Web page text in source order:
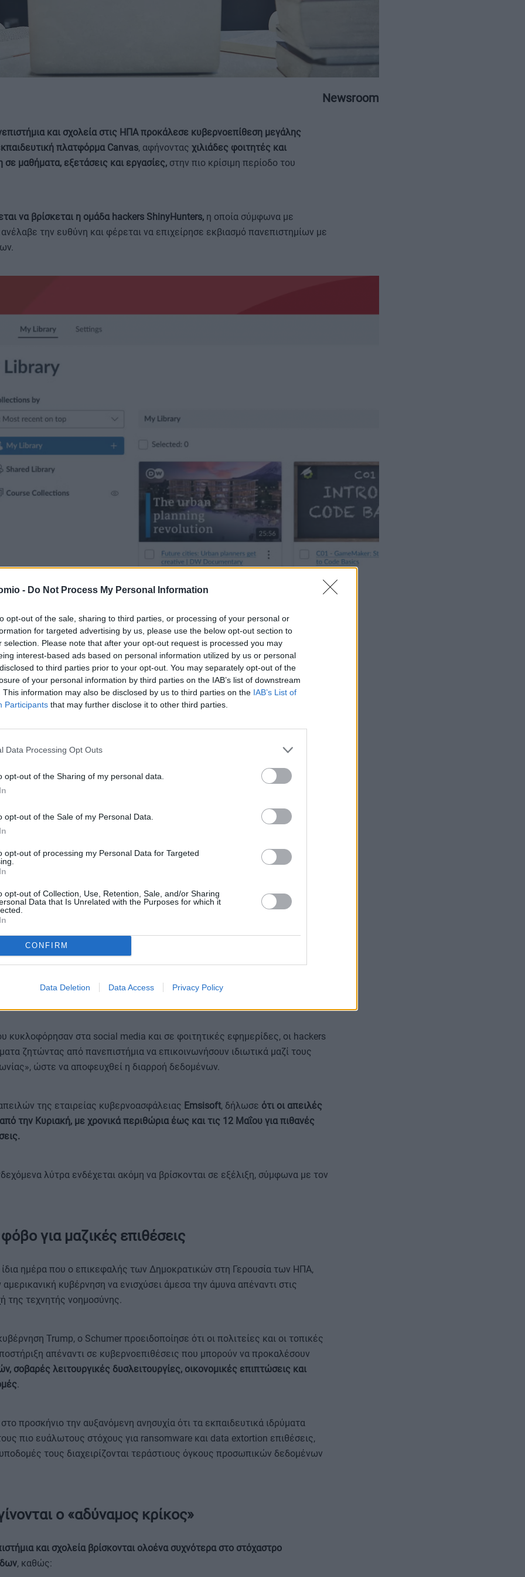
- Do Not Process My Personal Information
opt-out of the sale, sharing to third parties, or processing of your personal or
for targeted advertising by us, please use the below opt-out section to
selection. Please note that after your opt-out request is processed you may
interest-based ads based on personal information utilized by us or personal
to third parties prior to your opt-out. You may separately opt-out of the
of your personal information by third parties on the IAB’s list of downstream
This information may also be disclosed by us to third parties on the IAB’s List of
Participants that may further disclose it to other third parties.
Data Processing Opt Outs
opt-out of the Sharing of my personal data.
opt-out of the Sale of my Personal Data.
opt-out of processing my Personal Data for Targeted
opt-out of Collection, Use, Retention, Sale, and/or Sharing
Data that Is Unrelated with the Purposes for which it
CONFIRM
Data Deletion Data Access Privacy Policy
ΕΠΙΚΟΙΝΩΝΙΑ ΤΑΥΤΟΤΗΤΑ
Newsroom
και σχολεία στις ΗΠΑ προκάλεσε κυβερνοεπίθεση μεγάλης
πλατφόρμα Canvas, αφήνοντας χιλιάδες φοιτητές και
μαθήματα, εξετάσεις και εργασίες,στην πιο κρίσιμη περίοδο του
να βρίσκεται η ομάδα hackers ShinyHunters,η οποία σύμφωνα με
την ευθύνη και φέρεται να επιχείρησε εκβιασμό πανεπιστημίων με
που χρησιμοποιείται από χιλιάδες εκπαιδευτικά ιδρύματα
υποβολή εργασιών και εξετάσεις, τέθηκε εκτός λειτουργίας σε
την Καλιφόρνια έως τη Νέα Υόρκη.
και μπλοκαρισμένες εργασίες
φοιτητές ότι «κανείς δεν έχει πρόσβαση» στην πλατφόρμα,
άμεση αποκατάσταση του προβλήματος μέσα στις επόμενες 24
of California Los Angelesαντιμετώπισαν σοβαρά προβλήματα στην
ενώ το
από αναφορές ότι βρέθηκε επίσης στο στόχαστρο.
σύγχυση σε πανεπιστημιουπόλεις, με αρκετούς φοιτητές να μην
deadlines θα μετατεθούν ή αν κινδυνεύουν να χαθούν εργασίες.
πριν διαρρεύσουν τα δεδομένα»
στα social media και σε φοιτητικές εφημερίδες, οι hackers
ζητώντας από πανεπιστήμια να επικοινωνήσουν ιδιωτικά μαζί τους
ώστε να αποφευχθεί η διαρροή δεδομένων.
της εταιρείας κυβερνοασφάλειας Emsisoft, δήλωσε ότι οι απειλές
την Κυριακή, με χρονικά περιθώρια έως και τις 12 Μαΐου για πιθανές
λύτρα ενδέχεται ακόμη να βρίσκονται σε εξέλιξη, σύμφωνα με τον
για μαζικές επιθέσεις
ημέρα που ο επικεφαλής των Δημοκρατικών στη Γερουσία των ΗΠΑ,
κυβέρνηση να ενισχύσει άμεσα την άμυνα απέναντι στις
της τεχνητής νοημοσύνης.
Trump, ο Schumer προειδοποίησε ότι οι πολιτείες και οι τοπικές
απέναντι σε κυβερνοεπιθέσεις που μπορούν να προκαλέσουν
σοβαρές λειτουργικές δυσλειτουργίες, οικονομικές επιπτώσεις και
.
προσκήνιο την αυξανόμενη ανησυχία ότι τα εκπαιδευτικά ιδρύματα
πιο ευάλωτους στόχους για ransomware και data extortion επιθέσεις,
τους διαχειρίζονται τεράστιους όγκους προσωπικών δεδομένων
ο «αδύναμος κρίκος»
και σχολεία βρίσκονται ολοένα συχνότερα στο στόχαστρο
, καθώς: